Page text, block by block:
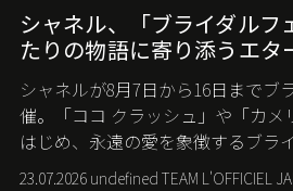
シャネル、「ブライダルフ
たりの物語に寄り添うエタ
シャネルが8月7日から16日までブ
催。「ココ クラッシュ」や「カメ
はじめ、永遠の愛を象徴するブラ
23.07.2026 undefined TEAM L'OFFICIEL